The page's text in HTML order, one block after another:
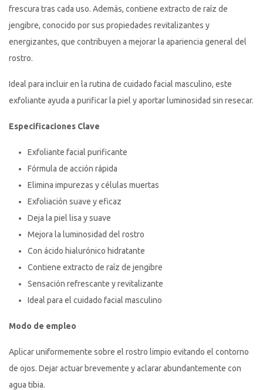
frescura tras cada uso. Además, contiene extracto de raíz de
jengibre, conocido por sus propiedades revitalizantes y
energizantes, que contribuyen a mejorar la apariencia general del
rostro.
Ideal para incluir en la rutina de cuidado facial masculino, este
exfoliante ayuda a purificar la piel y aportar luminosidad sin resecar.
Especificaciones Clave
Exfoliante facial purificante
Fórmula de acción rápida
Elimina impurezas y células muertas
Exfoliación suave y eficaz
Deja la piel lisa y suave
Mejora la luminosidad del rostro
Con ácido hialurónico hidratante
Contiene extracto de raíz de jengibre
Sensación refrescante y revitalizante
Ideal para el cuidado facial masculino
Modo de empleo
Aplicar uniformemente sobre el rostro limpio evitando el contorno
de ojos. Dejar actuar brevemente y aclarar abundantemente con
agua tibia.